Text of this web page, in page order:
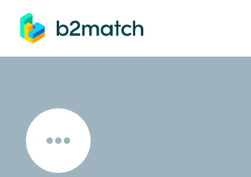
springen